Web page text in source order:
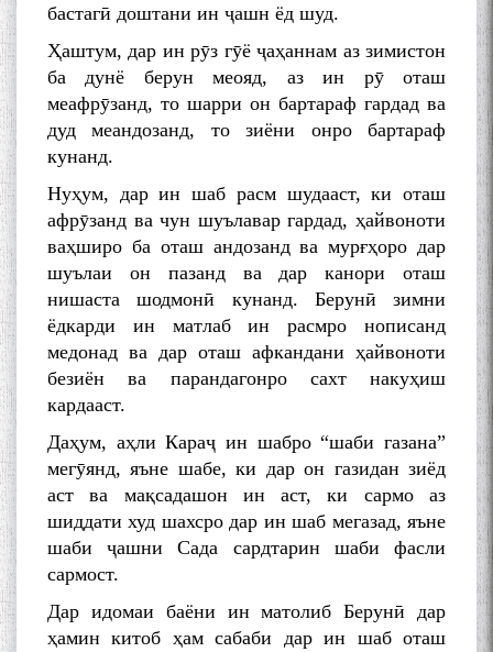
бастагӣ доштани ин ҷашн ёд шуд.
Ҳаштум, дар ин рӯз гӯё ҷаҳаннам аз зимистон
ба дунё берун меояд, аз ин рӯ оташ
меафрӯзанд, то шарри он бартараф гардад ва
дуд меандозанд, то зиёни онро бартараф
кунанд.
Нуҳум, дар ин шаб расм шудааст, ки оташ
афрӯзанд ва чун шуълавар гардад, ҳайвоноти
ваҳширо ба оташ андозанд ва мурғҳоро дар
шуълаи он пазанд ва дар канори оташ
нишаста шодмонӣ кунанд. Берунӣ зимни
ёдкарди ин матлаб ин расмро нописанд
медонад ва дар оташ афкандани ҳайвоноти
безиён ва парандагонро сахт накуҳиш
кардааст.
Даҳум, аҳли Караҷ ин шабро “шаби газана”
мегӯянд, яъне шабе, ки дар он газидан зиёд
аст ва мақсадашон ин аст, ки сармо аз
шиддати худ шахсро дар ин шаб мегазад, яъне
шаби ҷашни Сада сардтарин шаби фасли
сармост.
Дар идомаи баёни ин матолиб Берунӣ дар
ҳамин китоб ҳам сабаби дар ин шаб оташ